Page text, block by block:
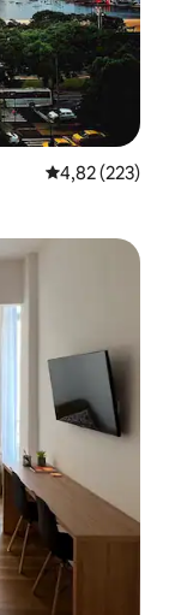
4,82 de uma
4,82 (223)